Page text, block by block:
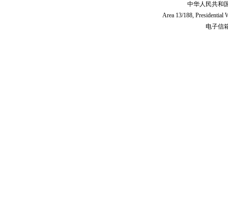
中华人民共和
Area 13/188, Presidential
电子信